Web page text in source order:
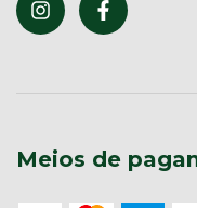
Meios de